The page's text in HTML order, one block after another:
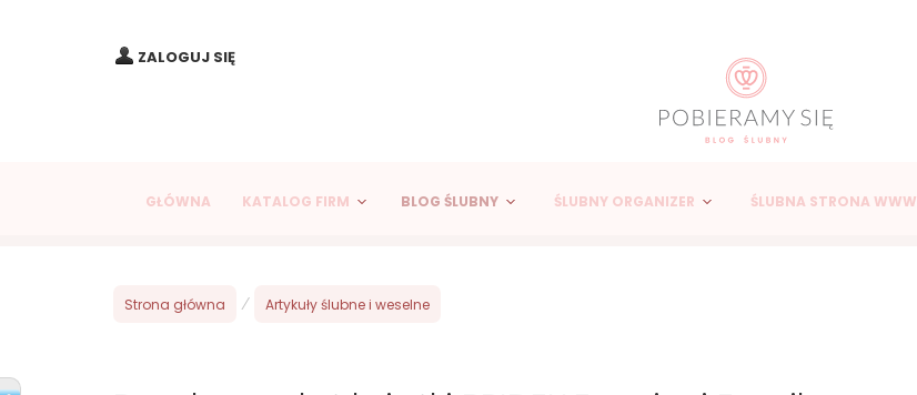
ZALOGUJ SIĘ
GŁÓWNA KATALOG FIRM BLOG ŚLUBNY ŚLUBNY ORGANIZER ŚLUBNA STRONA WWW
Strona główna / Artykuły ślubne i weselne